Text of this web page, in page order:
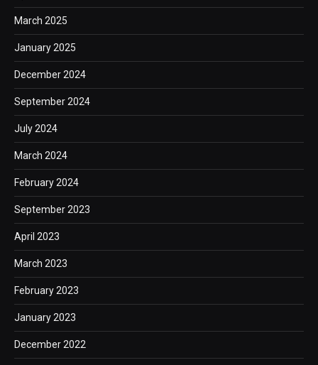
March 2025
January 2025
December 2024
September 2024
July 2024
March 2024
February 2024
September 2023
April 2023
March 2023
February 2023
January 2023
December 2022